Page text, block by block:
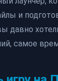
и
давно
самое